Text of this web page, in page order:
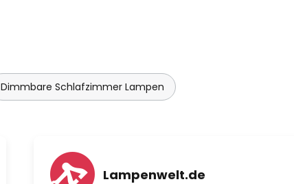
Dimmbare Schlafzimmer Lampen
Lampenwelt.de